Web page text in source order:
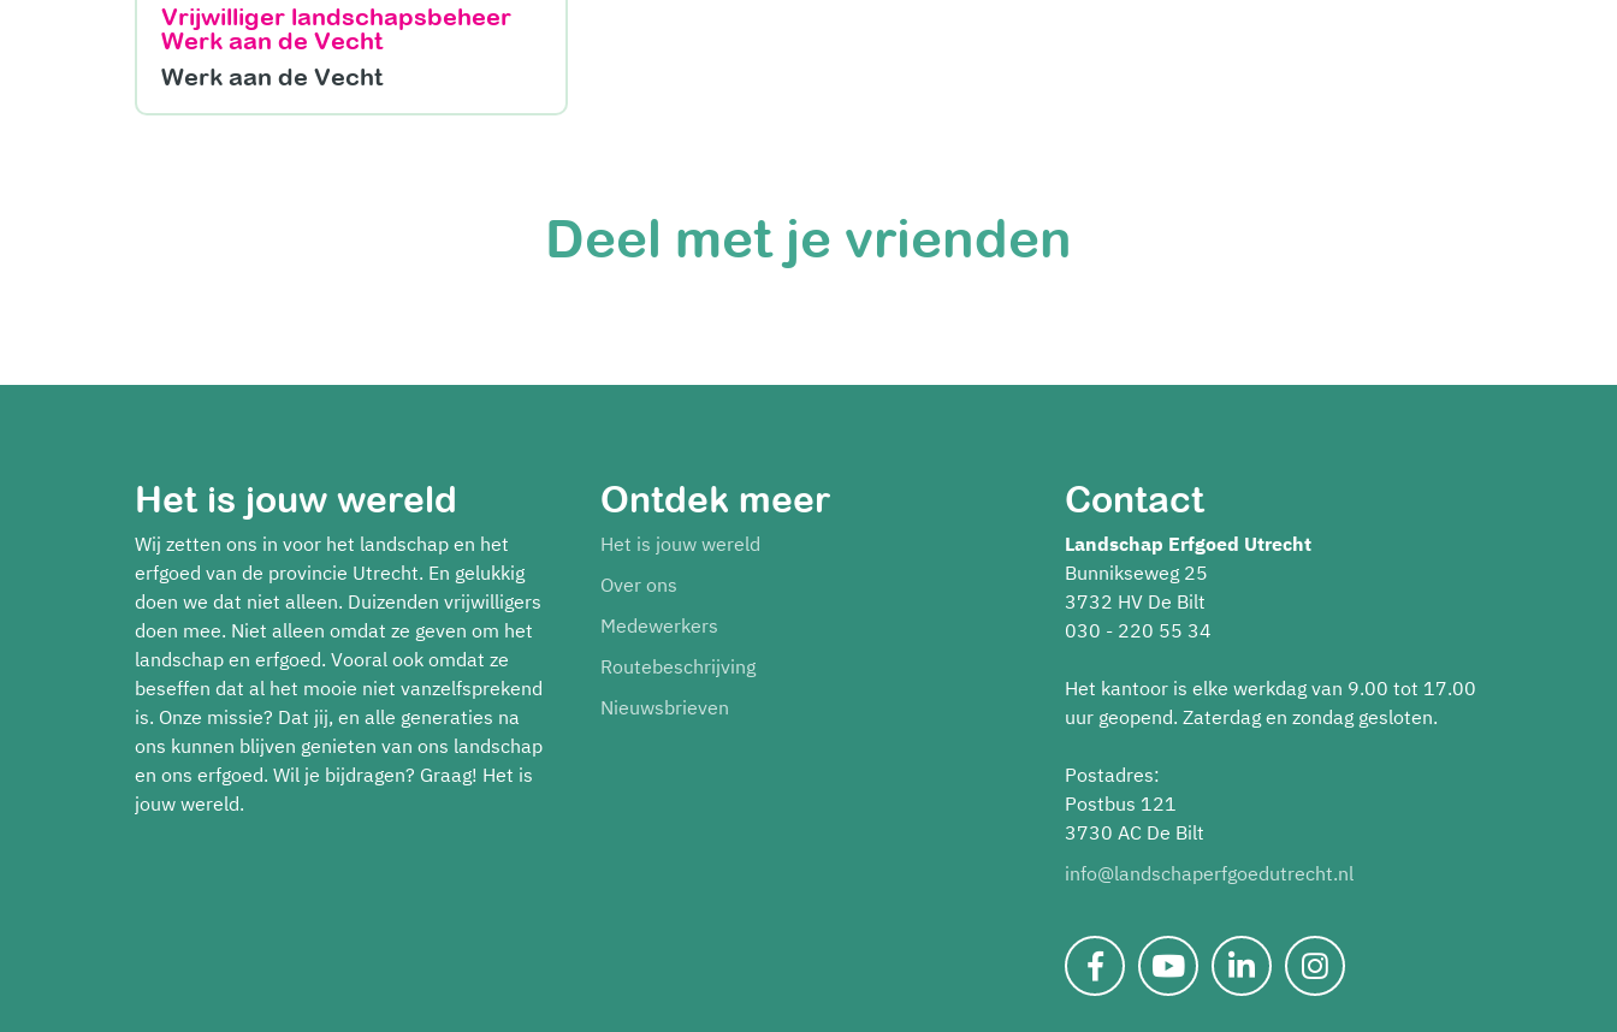
Vrijwilliger landschapsbeheer
Werk aan de Vecht
Werk aan de Vecht
Deel met je vrienden
Het is jouw wereld
Wij zetten ons in voor het landschap en het
erfgoed van de provincie Utrecht. En gelukkig
doen we dat niet alleen. Duizenden vrijwilligers
doen mee. Niet alleen omdat ze geven om het
landschap en erfgoed. Vooral ook omdat ze
beseffen dat al het mooie niet vanzelfsprekend
is. Onze missie? Dat jij, en alle generaties na
ons kunnen blijven genieten van ons landschap
en ons erfgoed. Wil je bijdragen? Graag! Het is
jouw wereld.
Ontdek meer
Het is jouw wereld
Over ons
Medewerkers
Routebeschrijving
Nieuwsbrieven
Contact
Landschap Erfgoed Utrecht
Bunnikseweg 25
3732 HV De Bilt
030 - 220 55 34
Het kantoor is elke werkdag van 9.00 tot 17.00
uur geopend. Zaterdag en zondag gesloten.
Postadres:
Postbus 121
3730 AC De Bilt
info@landschaperfgoedutrecht.nl